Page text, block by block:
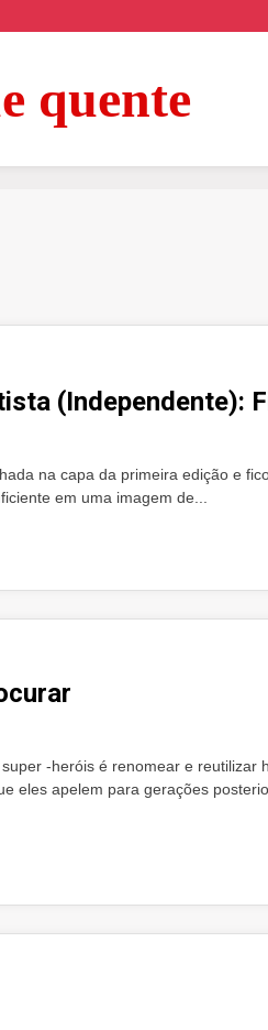
quente
(Independente):
na capa da primeira edição e
em uma imagem de...
-heróis é renomear e reutilizar
eles apelem para gerações